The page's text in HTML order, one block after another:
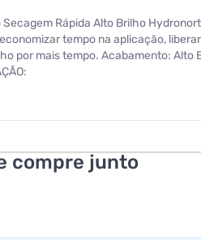
Rápida Alto Brilho
tempo na aplicação,
por mais tempo. Acabamento:
de cerdas macias, rolo de
pistola diluir com até 25% e aplicar
compre junto